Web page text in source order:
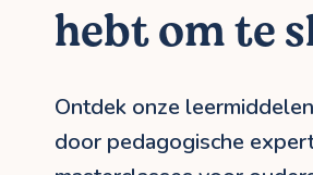
hebt om te
Ontdek onze
door pedagogische